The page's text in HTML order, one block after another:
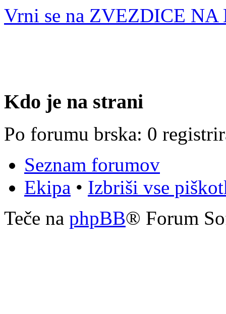
Vrni se na ZVEZDICE NA
Kdo je na strani
Po forumu brska: 0
Seznam forumov
Ekipa • Izbriši vse
Teče na phpBB® Forum